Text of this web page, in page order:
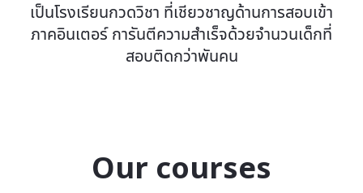
เป็นโรงเรียนกวดวิชา ที่เชียวชาญด้านการสอบเข้า
ภาคอินเตอร์ การันตีความสำเร็จด้วยจำนวนเด็กที่
สอบติดกว่าพันคน
Our courses